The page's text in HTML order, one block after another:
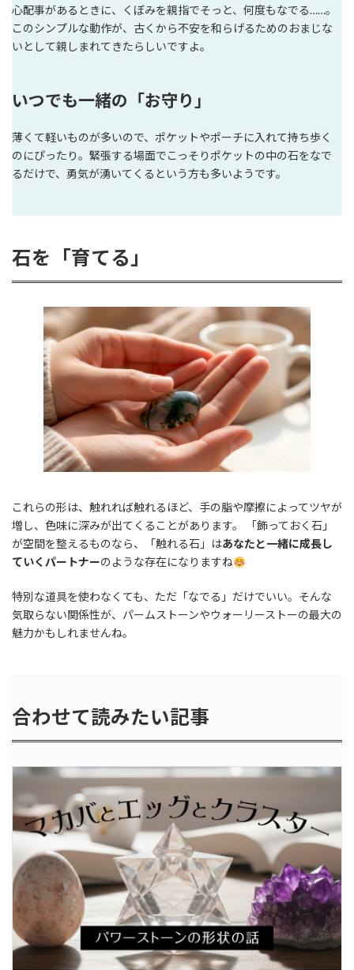
心配事があるときに、くぼみを親指でそっと、何度もなでる……。
このシンプルな動作が、古くから不安を和らげるためのおまじな
いとして親しまれてきたらしいですよ。
いつでも一緒の「お守り」
薄くて軽いものが多いので、ポケットやポーチに入れて持ち歩く
のにぴったり。緊張する場面でこっそりポケットの中の石をなで
るだけで、勇気が湧いてくるという方も多いようです。
石を「育てる」
これらの形は、触れれば触れるほど、手の脂や摩擦によってツヤが
増し、色味に深みが出てくることがあります。 「飾っておく石」
が空間を整えるものなら、「触れる石」はあなたと一緒に成長し
ていくパートナーのような存在になりますね
特別な道具を使わなくても、ただ「なでる」だけでいい。そんな
気取らない関係性が、パームストーンやウォーリーストーの最大の
魅力かもしれませんね。
合わせて読みたい記事